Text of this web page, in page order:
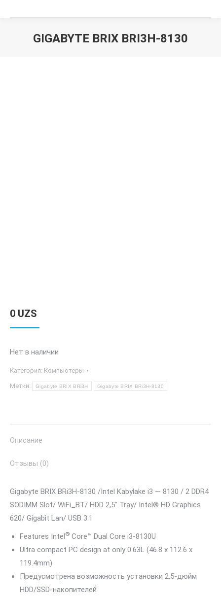
GIGABYTE BRIX BRI3H-8130
0 UZS
Нет в наличии
Категория: Компьютеры
Метки: Gigabyte BRIX BRi3H Gigabyte BRIX BRi3H-8130
Описание
Отзывы (0)
Gigabyte BRIX BRi3H-8130 /Intel Kabylake i3 — 8130 / 2 DDR4
SODIMM Slot/ WiFi_BT/ HDD 2,5″ Tray/ Intel® HD Graphics
620/ Gigabit Lan/ USB 3.1
Features Intel® Core™ Dual Core i3-8130U
Ultra compact PC design at only 0.63L (46.8 x 112.6 x
119.4mm)
Предусмотрена возможность установки 2,5-дюйм
HDD/SSD-накопителей